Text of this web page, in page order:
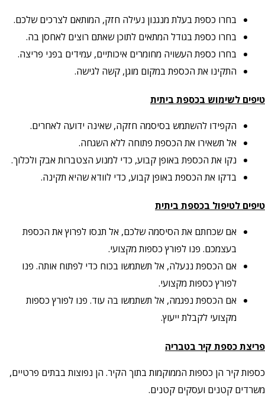
בחרו כספת בעלת מנגנון נעילה חזק, המותאם לצרכים שלכם.
בחרו כספת בגודל המתאים לתוכן שאתם רוצים לאחסן בה.
בחרו כספת העשויה מחומרים איכותיים, עמידים בפני פריצה.
התקינו את הכספת במקום מוגן, קשה לגישה.
טיפים לשימוש בכספת ביתית
הקפידו להשתמש בסיסמה חזקה, שאינה ידועה לאחרים.
אל תשאירו את הכספת פתוחה ללא השגחה.
נקו את הכספת באופן קבוע, כדי למנוע הצטברות אבק ולכלוך.
בדקו את הכספת באופן קבוע, כדי לוודא שהיא תקינה.
טיפים לטיפול בכספת ביתית
אם שכחתם את הסיסמה שלכם, אל תנסו לפרוץ את הכספת
בעצמכם. פנו לפורץ כספות מקצועי.
אם הכספת ננעלה, אל תשתמשו בכוח כדי לפתוח אותה. פנו
לפורץ כספות מקצועי.
אם הכספת נפגמה, אל תשתמשו בה עוד. פנו לפורץ כספות
מקצועי לקבלת ייעוץ.
פריצת כספת קיר בטבריה
כספות קיר הן כספות הממוקמות בתוך הקיר. הן נפוצות בבתים פרטיים,
משרדים קטנים ועסקים קטנים.